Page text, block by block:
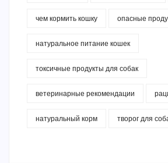
чем кормить кошку опасные
натуральное питание кошек
токсичные продукты для собак
ветеринарные рекомендации
натуральный корм творог для